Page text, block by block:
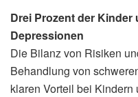
Drei Prozent der Kinder
Depressionen
Die Bilanz von Risiken
Behandlung von
klaren Vorteil bei